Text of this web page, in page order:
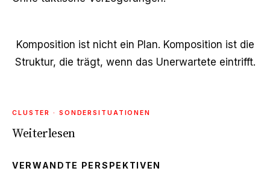
Komposition ist nicht ein Plan. Komposition ist die
Struktur, die trägt, wenn das Unerwartete eintrifft.
CLUSTER · SONDERSITUATIONEN
Weiterlesen
VERWANDTE PERSPEKTIVEN